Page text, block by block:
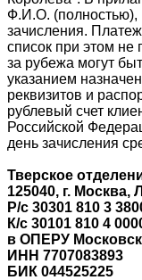
Ф.И.О. (полностью),
зачисления.
список при этом не
за рубежа могут
указанием
реквизитов и
рублевый счет
Российской
день зачисления
Тверское
125040, г. Москва,
Р/с 30301 810 3
К/с 30101 810 4
в ОПЕРУ
ИНН 7707083893
БИК 044525225